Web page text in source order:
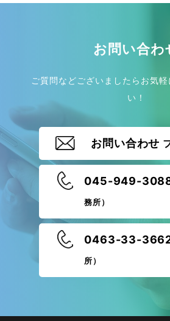
お問い合わ
ご質問などございましたらお気
い！
お問い合わせ
045-949-
務所）
0463-33-
所）